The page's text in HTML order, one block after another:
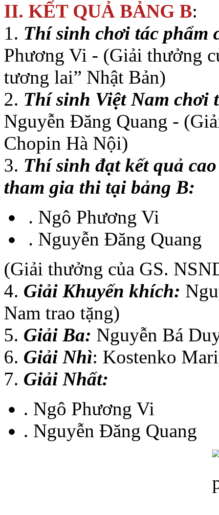
II. KẾT QUẢ BẢNG B:
1. Thí sinh chơi tác phẩm
Phương Vi - (Giải thưởng
tương lai” Nhật Bản)
2. Thí sinh Việt Nam chơi
Nguyễn Đăng Quang -
Chopin Hà Nội)
3. Thí sinh đạt kết quả
tham gia thi tại bảng B:
. Ngô Phương Vi
. Nguyễn Đăng Quang
(Giải thưởng của GS.
4. Giải Khuyến khích:
Nam trao tặng)
5. Giải Ba: Nguyễn Bá
6. Giải Nhì: Kostenko
7. Giải Nhất:
. Ngô Phương Vi
. Nguyễn Đăng Quang